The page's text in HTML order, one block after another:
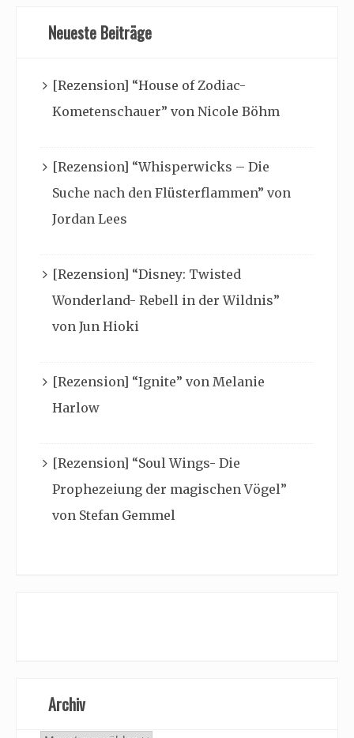
Neueste Beiträge
[Rezension] “House of Zodiac-
Kometenschauer” von Nicole Böhm
[Rezension] “Whisperwicks – Die
Suche nach den Flüsterflammen” von
Jordan Lees
[Rezension] “Disney: Twisted
Wonderland- Rebell in der Wildnis”
von Jun Hioki
[Rezension] “Ignite” von Melanie
Harlow
[Rezension] “Soul Wings- Die
Prophezeiung der magischen Vögel”
von Stefan Gemmel
Archiv